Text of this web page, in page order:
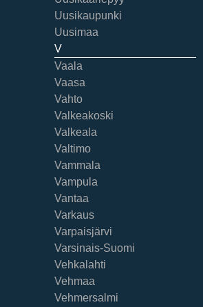
Uusikaupunki
Uusimaa
V
Vaala
Vaasa
Vahto
Valkeakoski
Valkeala
Valtimo
Vammala
Vampula
Vantaa
Varkaus
Varpaisjärvi
Varsinais-Suomi
Vehkalahti
Vehmaa
Vehmersalmi